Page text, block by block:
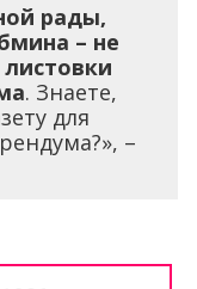
рады,
– не
. Знаете,
для
–